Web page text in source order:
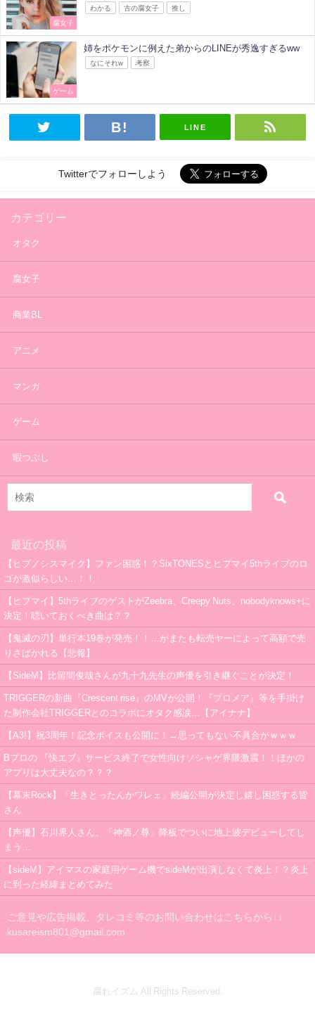
腐女子
わかる 古の腐女子 推し
ゲーム
姉をポケモンに例えた弟からのLINEが秀逸すぎるww
なにそれw 考察
LINE
Twitterでフォローしよう
カテゴリー
オタク
腐女子
商業BL
アニメ
マンガ
ゲーム
暇つぶし
最近の投稿
【ヒプノシスマイク】ファン困惑！？SixTONESとヒプマイ5thライブのロ
ゴが激似らしい…！！
【ヒプマイ】5thライブのゲストがZeebra、Creepy Nuts、nobodyknows+に
決定！聴いておくべき曲は？？
【鬼滅の刃】単行本19巻が発売！！…がまたも転売ヤーによって高額で売
りさばかれる【悲報】
【SideM】比留間俊哉さんが九十九先生の声優を引き継ぐことが決定！
TRIGGERの新曲『Crescent rise』のMVが公開！『プロメア』等を手掛け
た制作会社TRIGGERとのコラボにオタク感涙…【アイナナ】
【A3!】祝3周年！記念ボイスも公開に！→思ってもない不具合がｗｗｗ
Bプロの 『快エブ』サービス終了で女性向けソシャゲ界隈激震！！ほかの
アプリは大丈夫なの？？？
【幕末Rock】「生きとったんかワレェ」続編公開が決定し嬉し困惑する皆
さん
【声優】石川界人さん、「神酒ノ尊」降板でついに地上波デビューしてし
まう…
【sideM】アイマスの家庭用ゲーム機でsideMが出演しなくて炎上！？炎上
に到った経緯まとめてみた
ご意見や広告掲載、タレコミ等のお問い合わせはこちらから↓↓
kusareism801@gmail.com
腐れイズム All Rights Reserved.